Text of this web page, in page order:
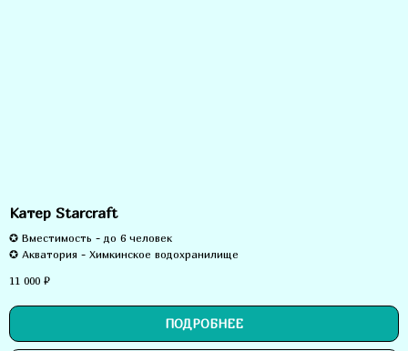
Катер Starcraft
✪ Вместимость - до 6 человек
✪ Акватория - Химкинское водохранилище
11 000 ₽
ПОДРОБНЕЕ